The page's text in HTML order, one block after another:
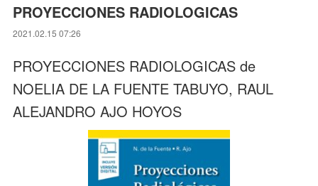
PROYECCIONES RADIOLOGICAS
2021.02.15 07:26
PROYECCIONES RADIOLOGICAS de
NOELIA DE LA FUENTE TABUYO, RAUL
ALEJANDRO AJO HOYOS